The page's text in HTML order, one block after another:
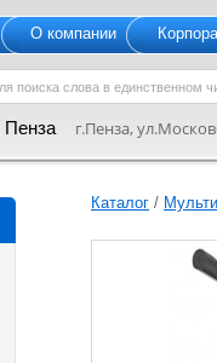
О компании
Пенза г.Пенза,
Каталог /